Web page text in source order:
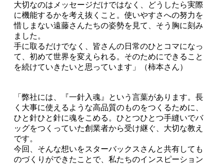
大切なのはメッセージだけではなく、どうしたら実際
に機能するかを考え抜くこと。使いやすさへの努力を
惜しまない遠藤さんたちの姿勢を見て、そう胸に刻み
ました。
手に取るだけでなく、皆さんの日常のひとコマになっ
て、初めて世界を変えられる。そのためにできること
を続けていきたいと思っています」（柿本さん）
「弊社には、『一針入魂』という言葉があります。長
く大事に使えるような高品質のものをつくるために、
ひと針ひと針に魂をこめる。ひとつひとつ手縫いでバ
ッグをつくっていた創業者から受け継ぐ、大切な教え
です。
今回、そんな想いをスターバックスさんと共有しても
のづくりができたことで、私たちのインスピーション